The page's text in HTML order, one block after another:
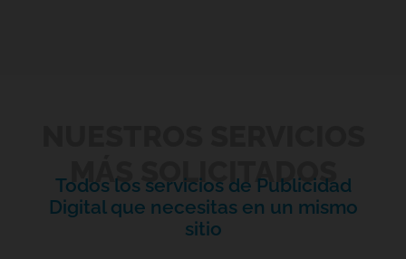
MÁS SOLICITADOS
Todos los servicios de Publicidad
Digital que necesitas en un mismo
sitio